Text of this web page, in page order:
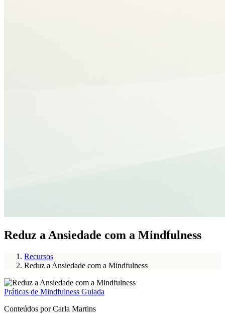
Reduz a Ansiedade com a Mindfulness
Recursos
Reduz a Ansiedade com a Mindfulness
Práticas de Mindfulness Guiada
Conteúdos por Carla Martins